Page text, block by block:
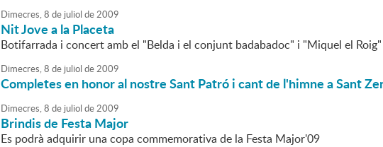
Dimecres,8 de juliol de2009
Nit Jove a la Placeta
Botifarrada i concert amb el "Belda i el conjunt badabadoc" i "Miquel el Roig"
Dimecres,8 de juliol de2009
Completes en honor al nostre Sant Patró i cant de l'himne a Sant
Dimecres,8 de juliol de2009
Brindis de Festa Major
Es podrà adquirir una copa commemorativa de la Festa Major'09